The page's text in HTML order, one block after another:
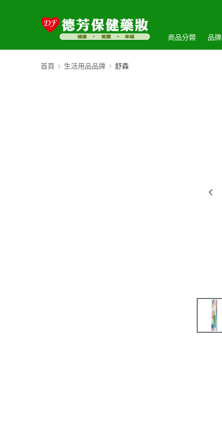
商品分類 品
首頁 生活用品品牌 舒森